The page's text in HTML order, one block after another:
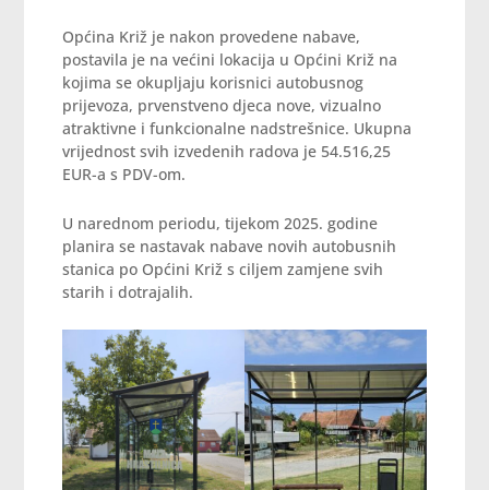
Općina Križ je nakon provedene nabave,
postavila je na većini lokacija u Općini Križ na
kojima se okupljaju korisnici autobusnog
prijevoza, prvenstveno djeca nove, vizualno
atraktivne i funkcionalne nadstrešnice. Ukupna
vrijednost svih izvedenih radova je 54.516,25
EUR-a s PDV-om.
U narednom periodu, tijekom 2025. godine
planira se nastavak nabave novih autobusnih
stanica po Općini Križ s ciljem zamjene svih
starih i dotrajalih.